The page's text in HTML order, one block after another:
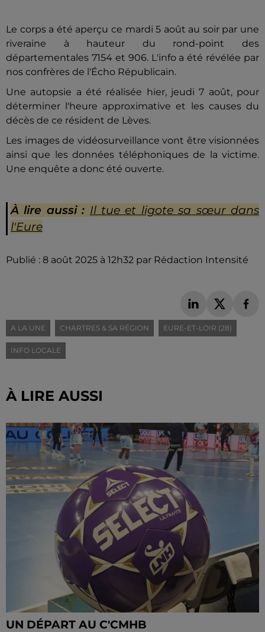
Le corps a été aperçu ce mardi 5 août au soir par une
riveraine à hauteur du rond-point des
départementales 7154 et 906. L'info a été révélée par
nos confrères de l'Écho Républicain.
Une autopsie a été réalisée hier, jeudi 7 août, pour
déterminer l'heure approximative et les causes du
décès de ce résident de Lèves.
Les images de vidéosurveillance vont être visionnées
ainsi que les données téléphoniques de la victime.
Une enquête a donc été ouverte.
À lire aussi : Il tue et ligote sa sœur dans
l'Eure
Publié : 8 août 2025 à 12h32 par Rédaction Intensité
A LA UNE CHARTRES & SA RÉGION EURE-ET-LOIR (28)
INFO LOCALE
À LIRE AUSSI
UN DÉPART AU C'CMHB